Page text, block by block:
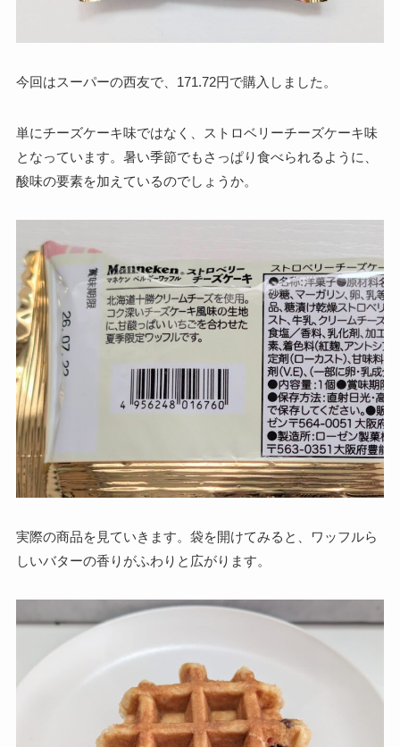
今回はスーパーの西友で、171.72円で購入しました。
単にチーズケーキ味ではなく、ストロベリーチーズケーキ味
となっています。暑い季節でもさっぱり食べられるように、
酸味の要素を加えているのでしょうか。
実際の商品を見ていきます。袋を開けてみると、ワッフルら
しいバターの香りがふわりと広がります。